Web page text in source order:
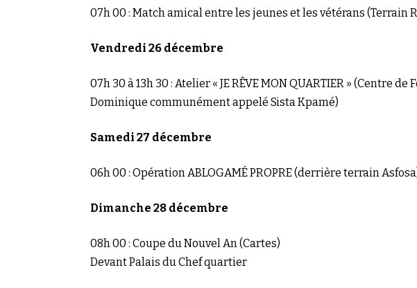
07h 00 : Match amical entre les jeunes et les vétérans (Terrain
Vendredi 26 décembre
07h 30 à 13h 30 : Atelier « JE RÊVE MON QUARTIER » (Centre
Dominique communément appelé Sista Kpamé)
Samedi 27 décembre
06h 00 : Opération ABLOGAMÉ PROPRE (derrière terrain
Dimanche 28 décembre
08h 00 : Coupe du Nouvel An (Cartes)
Devant Palais du Chef quartier